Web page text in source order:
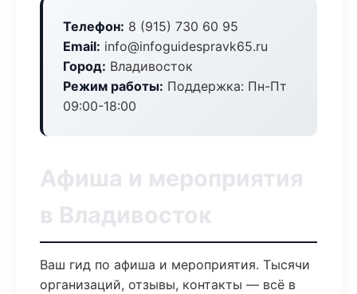
Телефон: 8 (915) 730 60 95
Email: info@infoguidespravk65.ru
Город: Владивосток
Режим работы: Поддержка: Пн-Пт
09:00-18:00
Афиша и мероприятия
в Владивосток
Ваш гид по афиша и мероприятия. Тысячи
организаций, отзывы, контакты — всё в